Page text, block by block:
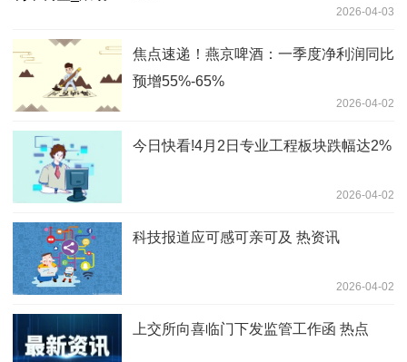
2026-04-03
焦点速递！燕京啤酒：一季度净利润同比
预增55%-65%
2026-04-02
今日快看!4月2日专业工程板块跌幅达2%
2026-04-02
科技报道应可感可亲可及 热资讯
2026-04-02
上交所向喜临门下发监管工作函 热点